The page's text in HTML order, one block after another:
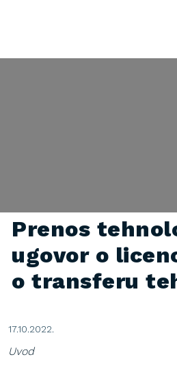
Prenos
ugovor o
o transferu
17.10.2022.
Uvod